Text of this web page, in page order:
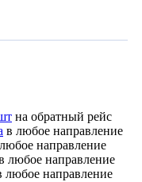
на обратный рейс
в любое направление
направление
любое направление
любое направление